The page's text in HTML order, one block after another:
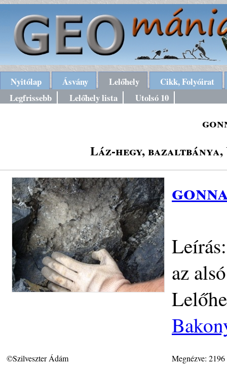
Nyitólap Ásvány Lelőhely
Cikk, Folyóirat
Legfrissebb
Lelőhely lista Utolsó 10
Láz-hegy,
az
©Szilveszter Ádám Megnézve: